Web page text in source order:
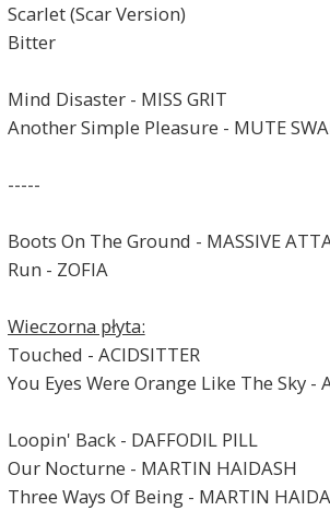
Scarlet (Scar Version)
Bitter
Mind Disaster - MISS GRIT
Another Simple Pleasure - MUTE
-----
Boots On The Ground - MASSIVE
Run - ZOFIA
Wieczorna płyta:
Touched - ACIDSITTER
You Eyes Were Orange Like The Sky -
Loopin' Back - DAFFODIL PILL
Our Nocturne - MARTIN HAIDASH
Three Ways Of Being - MARTIN